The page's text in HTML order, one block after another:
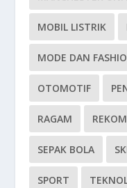
MOBIL LISTRIK
MODE DAN
OTOMOTIF
RAGAM
SEPAK BOLA
SPORT